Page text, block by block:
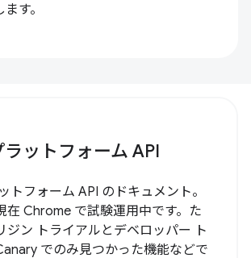
す。
ットフォーム API
トフォーム API のドキュメント。
在 Chrome で試験運用中です。た
ジン トライアルとデベロッパー ト
でのみ見つかった機能などで